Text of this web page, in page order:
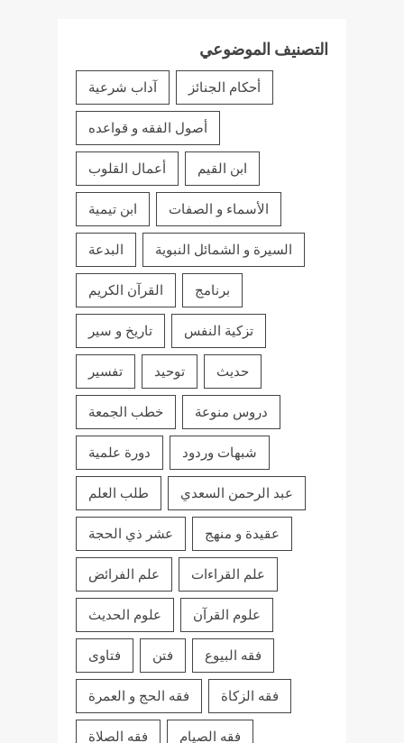
التصنيف الموضوعي
آداب شرعية أحكام الجنائز
أصول الفقه و قواعده
أعمال القلوب ابن القيم
ابن تيمية الأسماء و الصفات
البدعة السيرة و الشمائل النبوية
القرآن الكريم برنامج
تاريخ و سير تزكية النفس
تفسير توحيد حديث
خطب الجمعة دروس منوعة
دورة علمية شبهات وردود
طلب العلم عبد الرحمن السعدي
عشر ذي الحجة عقيدة و منهج
علم الفرائض علم القراءات
علوم الحديث علوم القرآن
فتاوى فتن فقه البيوع
فقه الحج و العمرة فقه الزكاة
فقه الصلاة فقه الصيام